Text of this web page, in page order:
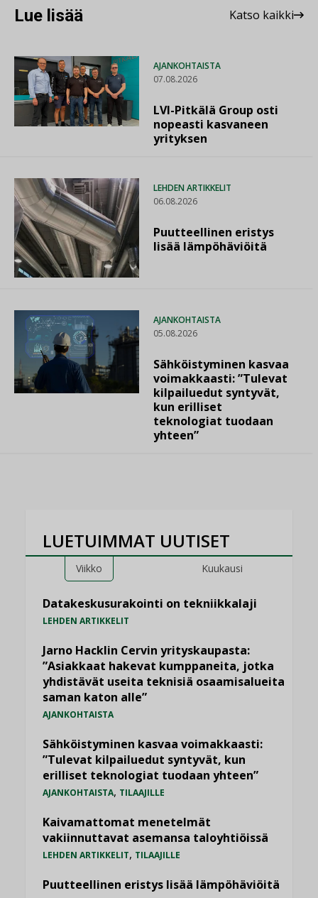
Lue lisää Katso kaikki
AJANKOHTAISTA
07.08.2026
LVI-Pitkälä Group osti
nopeasti kasvaneen
yrityksen
LEHDEN ARTIKKELIT
06.08.2026
Puutteellinen eristys
lisää lämpöhäviöitä
AJANKOHTAISTA
05.08.2026
Sähköistyminen kasvaa
voimakkaasti: ”Tulevat
kilpailuedut syntyvät,
kun erilliset
teknologiat tuodaan
yhteen”
LUETUIMMAT UUTISET
Viikko Kuukausi
Datakeskusurakointi on tekniikkalaji
LEHDEN ARTIKKELIT
Jarno Hacklin Cervin yrityskaupasta:
”Asiakkaat hakevat kumppaneita, jotka
yhdistävät useita teknisiä osaamisalueita
saman katon alle”
AJANKOHTAISTA
Sähköistyminen kasvaa voimakkaasti:
”Tulevat kilpailuedut syntyvät, kun
erilliset teknologiat tuodaan yhteen”
AJANKOHTAISTA, TILAAJILLE
Kaivamattomat menetelmät
vakiinnuttavat asemansa taloyhtiöissä
LEHDEN ARTIKKELIT, TILAAJILLE
Puutteellinen eristys lisää lämpöhäviöitä